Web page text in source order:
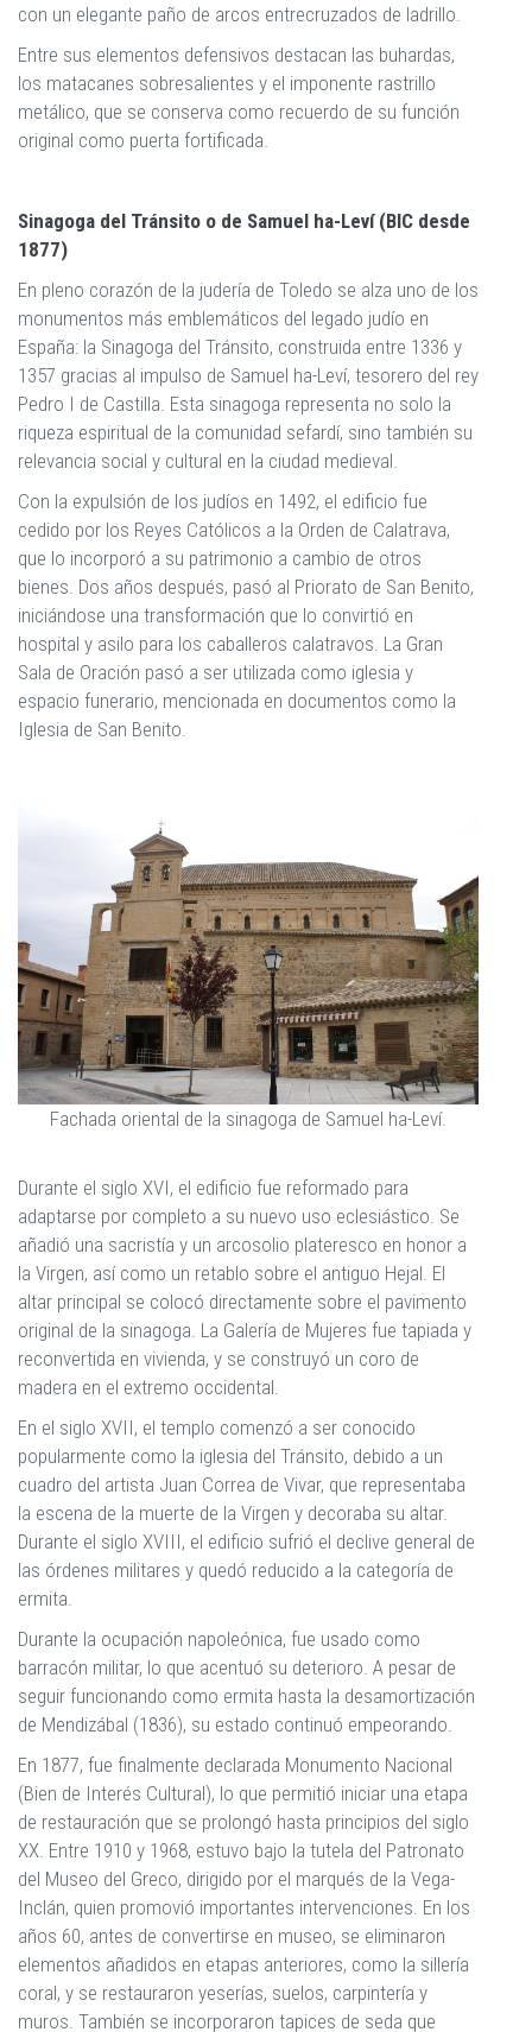
con un elegante paño de arcos entrecruzados de ladrillo.
Entre sus elementos defensivos destacan las buhardas,
los matacanes sobresalientes y el imponente rastrillo
metálico, que se conserva como recuerdo de su función
original como puerta fortificada.
Sinagoga del Tránsito o de Samuel ha-Leví (BIC desde
1877)
En pleno corazón de la judería de Toledo se alza uno de los
monumentos más emblemáticos del legado judío en
España: la Sinagoga del Tránsito, construida entre 1336 y
1357 gracias al impulso de Samuel ha-Leví, tesorero del rey
Pedro I de Castilla. Esta sinagoga representa no solo la
riqueza espiritual de la comunidad sefardí, sino también su
relevancia social y cultural en la ciudad medieval.
Con la expulsión de los judíos en 1492, el edificio fue
cedido por los Reyes Católicos a la Orden de Calatrava,
que lo incorporó a su patrimonio a cambio de otros
bienes. Dos años después, pasó al Priorato de San Benito,
iniciándose una transformación que lo convirtió en
hospital y asilo para los caballeros calatravos. La Gran
Sala de Oración pasó a ser utilizada como iglesia y
espacio funerario, mencionada en documentos como la
Iglesia de San Benito.
Fachada oriental de la sinagoga de Samuel ha-Leví.
Durante el siglo XVI, el edificio fue reformado para
adaptarse por completo a su nuevo uso eclesiástico. Se
añadió una sacristía y un arcosolio plateresco en honor a
la Virgen, así como un retablo sobre el antiguo Hejal. El
altar principal se colocó directamente sobre el pavimento
original de la sinagoga. La Galería de Mujeres fue tapiada y
reconvertida en vivienda, y se construyó un coro de
madera en el extremo occidental.
En el siglo XVII, el templo comenzó a ser conocido
popularmente como la iglesia del Tránsito, debido a un
cuadro del artista Juan Correa de Vivar, que representaba
la escena de la muerte de la Virgen y decoraba su altar.
Durante el siglo XVIII, el edificio sufrió el declive general de
las órdenes militares y quedó reducido a la categoría de
ermita.
Durante la ocupación napoleónica, fue usado como
barracón militar, lo que acentuó su deterioro. A pesar de
seguir funcionando como ermita hasta la desamortización
de Mendizábal (1836), su estado continuó empeorando.
En 1877, fue finalmente declarada Monumento Nacional
(Bien de Interés Cultural), lo que permitió iniciar una etapa
de restauración que se prolongó hasta principios del siglo
XX. Entre 1910 y 1968, estuvo bajo la tutela del Patronato
del Museo del Greco, dirigido por el marqués de la Vega-
Inclán, quien promovió importantes intervenciones. En los
años 60, antes de convertirse en museo, se eliminaron
elementos añadidos en etapas anteriores, como la sillería
coral, y se restauraron yeserías, suelos, carpintería y
muros. También se incorporaron tapices de seda que